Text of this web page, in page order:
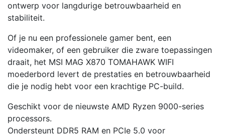
ontwerp voor langdurige betrouwbaarheid en
stabiliteit.
Of je nu een professionele gamer bent, een
videomaker, of een gebruiker die zware toepassingen
draait, het MSI MAG X870 TOMAHAWK WIFI
moederbord levert de prestaties en betrouwbaarheid
die je nodig hebt voor een krachtige PC-build.
Geschikt voor de nieuwste AMD Ryzen 9000-series
processors.
Ondersteunt DDR5 RAM en PCIe 5.0 voor